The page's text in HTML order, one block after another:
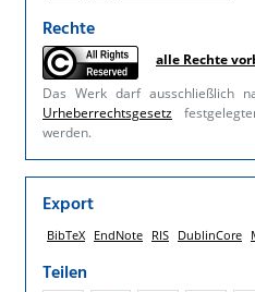
Rechte
alle Rechte
Das Werk darf ausschließlich
Urheberrechtsgesetz
werden.
Export
BibTeX EndNote RIS DublinCore
Teilen